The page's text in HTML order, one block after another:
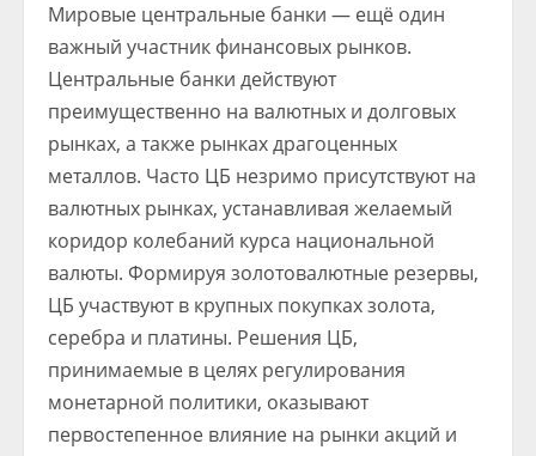
Мировые центральные банки — ещё один
важный участник финансовых рынков.
Центральные банки действуют
преимущественно на валютных и долговых
рынках, а также рынках драгоценных
металлов. Часто ЦБ незримо присутствуют на
валютных рынках, устанавливая желаемый
коридор колебаний курса национальной
валюты. Формируя золотовалютные резервы,
ЦБ участвуют в крупных покупках золота,
серебра и платины. Решения ЦБ,
принимаемые в целях регулирования
монетарной политики, оказывают
первостепенное влияние на рынки акций и